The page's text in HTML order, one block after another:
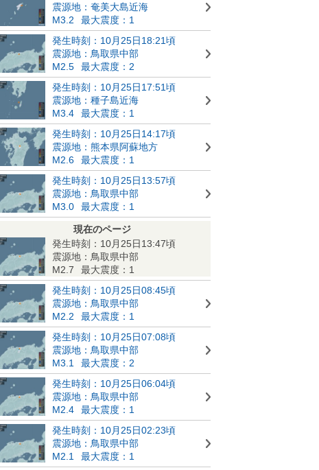
震源地：奄美大島近海
M3.2
最大震度：1
発生時刻：10月25日18:21頃
震源地：鳥取県中部
M2.5
最大震度：2
発生時刻：10月25日17:51頃
震源地：種子島近海
M3.4
最大震度：1
発生時刻：10月25日14:17頃
震源地：熊本県阿蘇地方
M2.6
最大震度：1
発生時刻：10月25日13:57頃
震源地：鳥取県中部
M3.0
最大震度：1
現在のページ
発生時刻：10月25日13:47頃
震源地：鳥取県中部
M2.7
最大震度：1
発生時刻：10月25日08:45頃
震源地：鳥取県中部
M2.2
最大震度：1
発生時刻：10月25日07:08頃
震源地：鳥取県中部
M3.1
最大震度：2
発生時刻：10月25日06:04頃
震源地：鳥取県中部
M2.4
最大震度：1
発生時刻：10月25日02:23頃
震源地：鳥取県中部
M2.1
最大震度：1